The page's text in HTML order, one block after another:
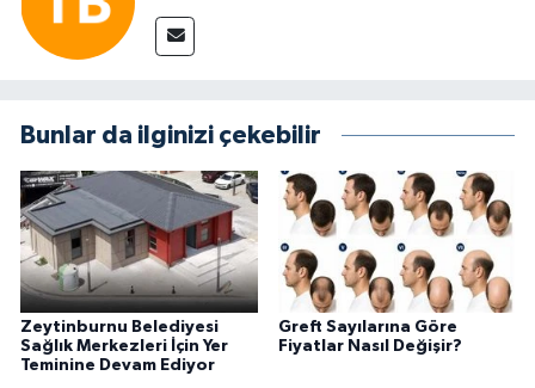
Bunlar da ilginizi çekebilir
Zeytinburnu Belediyesi
Sağlık Merkezleri İçin Yer
Teminine Devam Ediyor
Greft Sayılarına Göre
Fiyatlar Nasıl Değişir?